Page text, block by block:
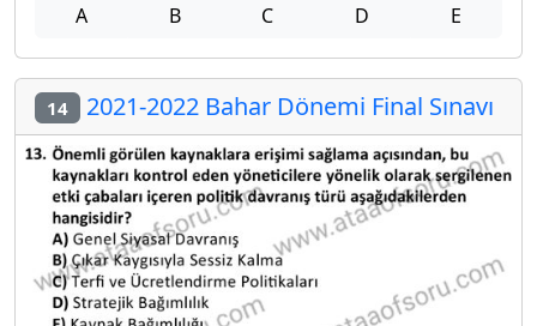
A B C D E
14 2021-2022 Bahar Dönemi Final Sınavı